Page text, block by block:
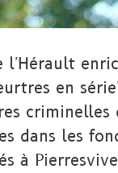
l'Hérault
en
criminelles
dans les
à